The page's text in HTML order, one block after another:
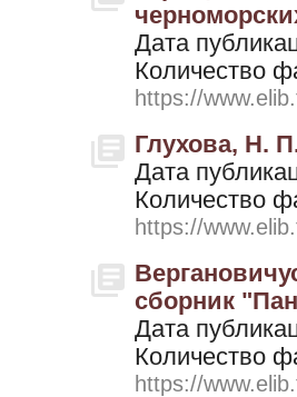
Дата
Количество
https://
Глухова, Н.
Дата
Количество
https://
сборник
Дата
Количество
https://